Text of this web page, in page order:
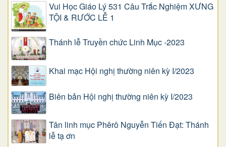
Vui Học Giáo Lý 531 Câu Trắc Nghiệm XƯNG
TỘI & RƯỚC LỄ 1
Thánh lễ Truyền chức Linh Mục -2023
Khai mạc Hội nghị thường niên kỳ I/2023
Biên bản Hội nghị thường niên kỳ I/2023
Tân linh mục Phêrô Nguyễn Tiến Đạt: Thánh
lễ tạ ơn